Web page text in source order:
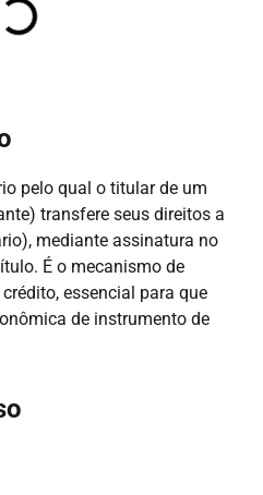
pelo qual o titular de um
transfere seus direitos a
mediante assinatura no
É o mecanismo de
essencial para que
de instrumento de